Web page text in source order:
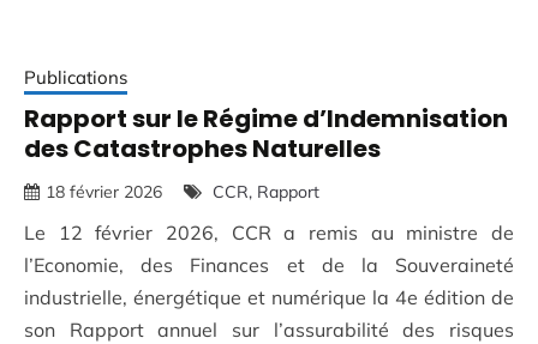
Publications
Rapport sur le Régime d’Indemnisation
des Catastrophes Naturelles
18 février 2026 CCR Rapport
Le 12 février 2026, CCR a remis au ministre de
l’Economie, des Finances et de la Souveraineté
industrielle, énergétique et numérique la 4e édition de
son Rapport annuel sur l’assurabilité des risques